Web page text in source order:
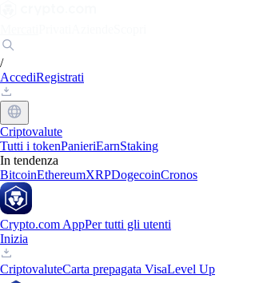
/
AccediRegistrati
Criptovalute
Tutti i tokenPanieriEarnStaking
In tendenza
BitcoinEthereumXRPDogecoinCronos
Crypto.com AppPer tutti gli utenti
Inizia
CriptovaluteCarta prepagata VisaLevel Up